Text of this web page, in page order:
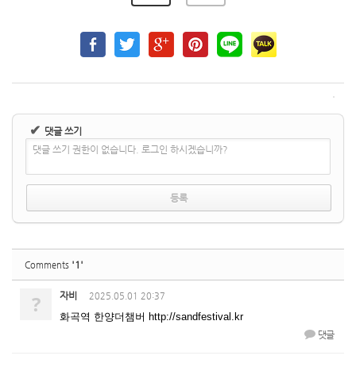
✔ 댓글 쓰기
댓글 쓰기 권한이 없습니다. 로그인 하시겠습니까?
Comments '1'
? 자비 2025.05.01 20:37
화곡역 한양더챔버 http://sandfestival.kr
댓글